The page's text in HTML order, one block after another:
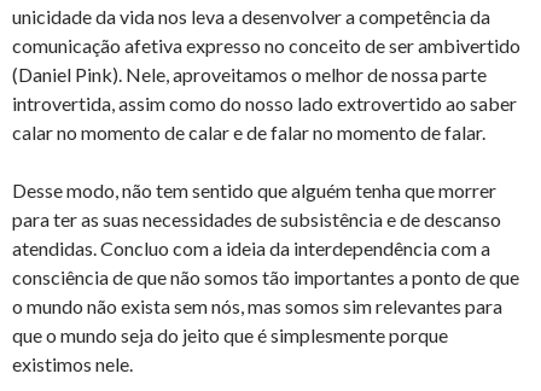
unicidade da vida nos leva a desenvolver a competência da
comunicação afetiva expresso no conceito de ser ambivertido
(Daniel Pink). Nele, aproveitamos o melhor de nossa parte
introvertida, assim como do nosso lado extrovertido ao saber
calar no momento de calar e de falar no momento de falar.
Desse modo, não tem sentido que alguém tenha que morrer
para ter as suas necessidades de subsistência e de descanso
atendidas. Concluo com a ideia da interdependência com a
consciência de que não somos tão importantes a ponto de que
o mundo não exista sem nós, mas somos sim relevantes para
que o mundo seja do jeito que é simplesmente porque
existimos nele.